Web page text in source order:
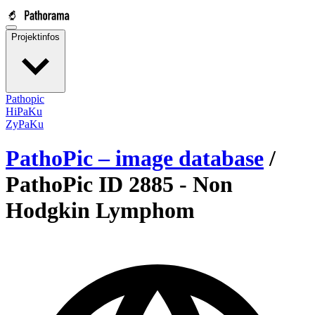
Projektinfos
Pathopic
HiPaKu
ZyPaKu
PathoPic – image database /
PathoPic ID 2885 - Non
Hodgkin Lymphom